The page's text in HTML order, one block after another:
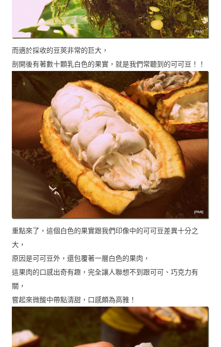
而適於採收的豆莢非常的巨大，
剖開後有著數十顆乳白色的果實，就是我們常聽到的可可豆！！
重點來了，這個白色的果實跟我們印像中的可可豆差異十分之
大，
原因是可可豆外，還包覆著一層白色的果肉，
這果肉的口感出奇有趣，完全讓人聯想不到跟可可、巧克力有
關，
嘗起來微酸中帶點清甜，口感頗為高雅！